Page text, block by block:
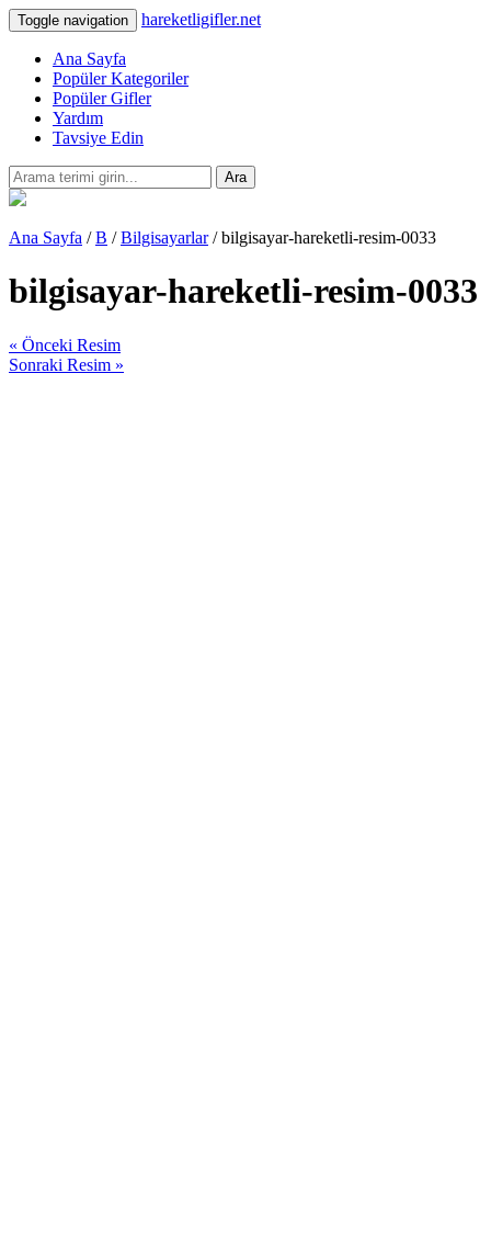
Toggle navigation hareketligifler.net
Ana Sayfa
Popüler Kategoriler
Popüler Gifler
Yardım
Tavsiye Edin
Ara
Ana Sayfa /B /Bilgisayarlar/ bilgisayar-hareketli-resim-0033
bilgisayar-hareketli-resim-0033
« Önceki Resim
Sonraki Resim »